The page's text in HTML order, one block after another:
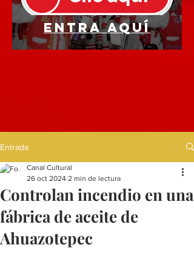
Entra aquí
Entrada
Controlan incendio en una
fábrica de aceite de
Ahuazotepec
Canal Cultural
26 oct 2024 2 min de lectura